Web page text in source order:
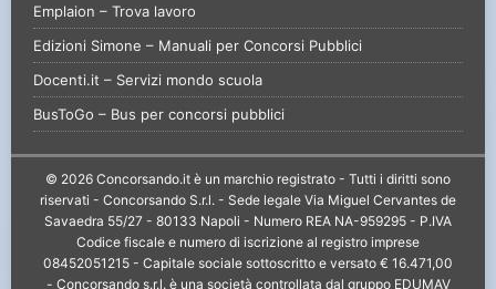
Emplaion – Trova lavoro
Edizioni Simone – Manuali per Concorsi Pubblici
Docenti.it – Servizi mondo scuola
BusToGo – Bus per concorsi pubblici
© 2026 Concorsando.it è un marchio registrato - Tutti i diritti sono
riservati - Concorsando S.r.l. - Sede legale Via Miguel Cervantes de
Savaedra 55/27 - 80133 Napoli - Numero REA NA-959295 - P.IVA
Codice fiscale e numero di iscrizione al registro imprese
08452051215 - Capitale sociale sottoscritto e versato € 16.471,00
- Concorsando s.r.l. è una società controllata dal gruppo EDUMAV